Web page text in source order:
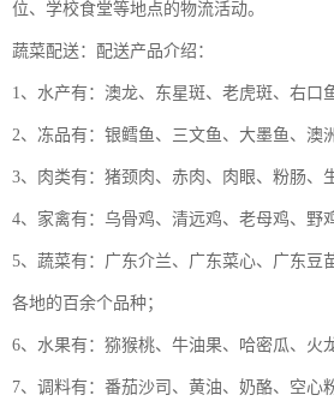
位、学校食堂等地点的物流活动。
蔬菜配送：配送产品介绍：
1、水产有：澳龙、东星斑、老虎斑、右口
2、冻品有：银鳕鱼、三文鱼、大墨鱼、澳
3、肉类有：猪颈肉、赤肉、肉眼、粉肠、
4、家禽有：乌骨鸡、清远鸡、老母鸡、野
5、蔬菜有：广东介兰、广东菜心、广东豆
各地的百余个品种；
6、水果有：猕猴桃、牛油果、哈密瓜、火
7、调料有：番茄沙司、黄油、奶酪、空